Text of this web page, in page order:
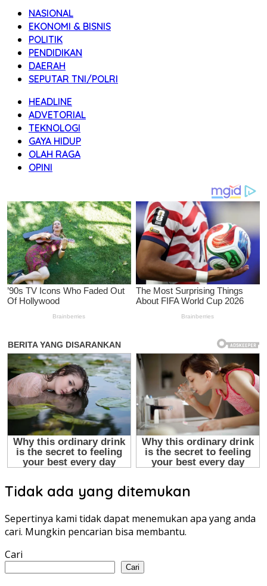
NASIONAL
EKONOMI & BISNIS
POLITIK
PENDIDIKAN
DAERAH
SEPUTAR TNI/POLRI
HEADLINE
ADVETORIAL
TEKNOLOGI
GAYA HIDUP
OLAH RAGA
OPINI
Tidak ada yang ditemukan
Sepertinya kami tidak dapat menemukan apa yang anda
cari. Mungkin pencarian bisa membantu.
Cari
Cari